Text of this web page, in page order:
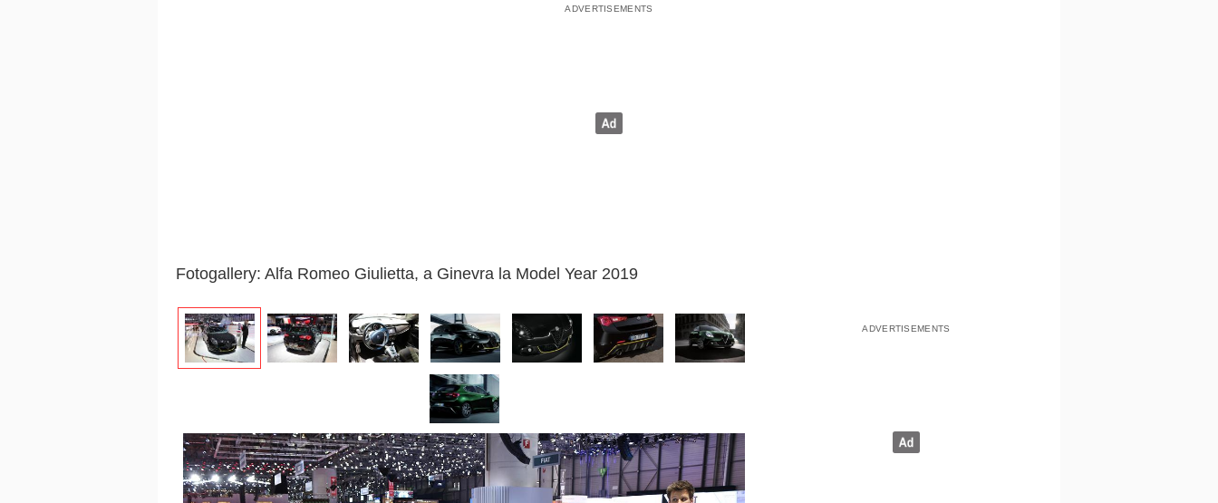
Fotogallery: Alfa Romeo Giulietta, a Ginevra la Model Year 2019